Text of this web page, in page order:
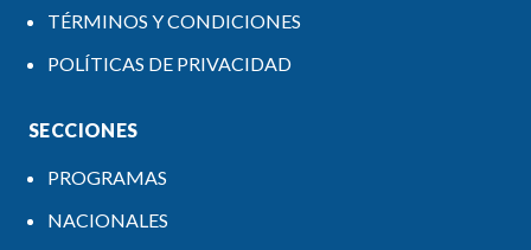
TÉRMINOS Y CONDICIONES
POLÍTICAS DE PRIVACIDAD
SECCIONES
PROGRAMAS
NACIONALES